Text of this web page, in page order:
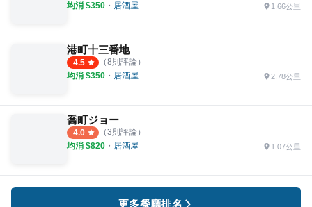
均消 $350 ・ 居酒屋 1.66公里
港町十三番地
4.5 （8則評論）
均消 $350 ・ 居酒屋 2.78公里
喬町ジョー
4.0 （3則評論）
均消 $820 ・ 居酒屋 1.07公里
更多餐廳排名